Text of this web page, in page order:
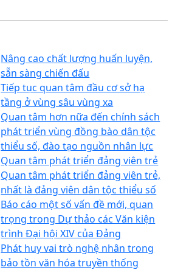
Nâng cao chất lượng huấn luyện,
sẵn sàng chiến đấu
Tiếp tục quan tâm đầu cơ sở hạ
tầng ở vùng sâu vùng xa
Quan tâm hơn nữa đến chính sách
phát triển vùng đồng bào dân tộc
thiểu số, đào tạo nguồn nhân lực
Quan tâm phát triển đảng viên trẻ
Quan tâm phát triển đảng viên trẻ,
nhất là đảng viên dân tộc thiểu số
Báo cáo một số vấn đề mới, quan
trọng trong Dự thảo các Văn kiện
trình Đại hội XIV của Đảng
Phát huy vai trò nghệ nhân trong
bảo tồn văn hóa truyền thống